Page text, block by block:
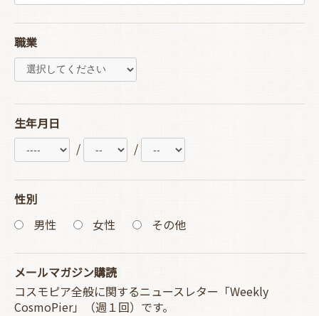
職業
生年月日
/
/
性別
男性
女性 その他
メールマガジン購読
コスモピア全般に関するニュースレター「Weekly
CosmoPier」（週１回）です。